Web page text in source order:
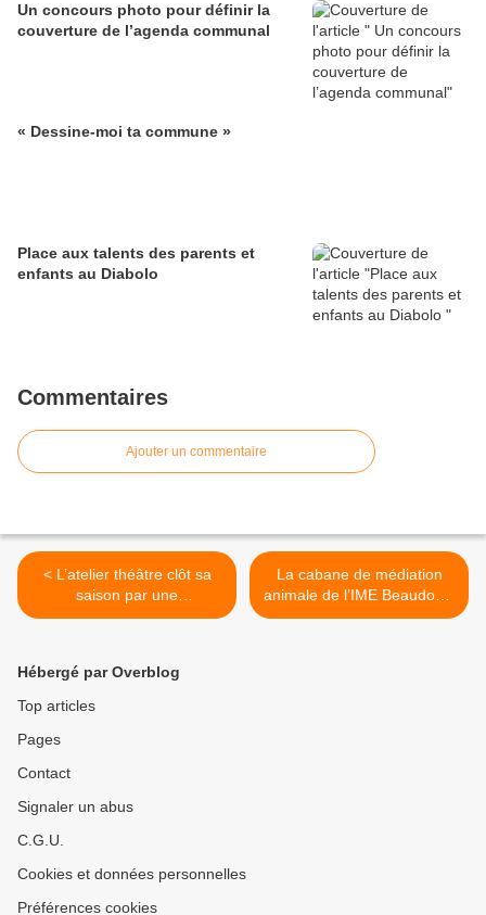
Un concours photo pour définir la
couverture de l’agenda communal
« Dessine-moi ta commune »
Place aux talents des parents et
enfants au Diabolo
Commentaires
Ajouter un commentaire
< L’atelier théâtre clôt sa
saison par une
représentation
La cabane de médiation
animale de l’IME Beaudouin
part en fumée >
Hébergé par Overblog
Top articles
Pages
Contact
Signaler un abus
C.G.U.
Cookies et données personnelles
Préférences cookies